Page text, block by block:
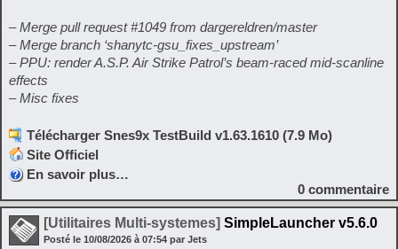
– Merge pull request #1049 from dargereldren/master
– Merge branch ‘shanytc-gsu_fixes_upstream’
– PPU: render A.S.P. Air Strike Patrol’s beam-raced mid-scanline
effects
– Misc fixes
Télécharger Snes9x TestBuild v1.63.1610 (7.9 Mo)
Site Officiel
En savoir plus…
0 commentaire
[Utilitaires Multi-systemes] SimpleLauncher v5.6.0
Posté le 10/08/2026 à 07:54 par Jets